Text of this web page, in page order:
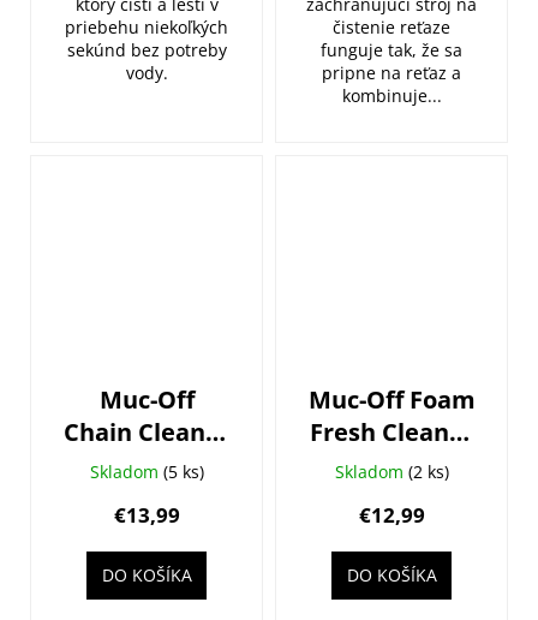
priebehu niekoľkých
sekúnd bez potreby
vody.
čistenie reťaze
funguje tak, že sa
pripne na reťaz a
kombinuje...
Muc-Off
Chain Cleaner
400 ml
Skladom (5 ks)
€13,99
DO KOŠÍKA
Muc-Off Foam
Fresh Cleaner
400ml
Skladom (2 ks)
€12,99
DO KOŠÍKA